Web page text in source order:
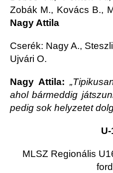
Zobák M., Kovács B.,
Nagy Attila
Cserék: Nagy A.,
Ujvári O.
Nagy Attila:
ahol bármeddig
pedig sok helyzetet
MLSZ Regionális